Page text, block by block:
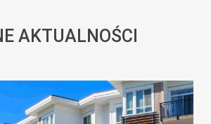
AKTUALNOŚCI